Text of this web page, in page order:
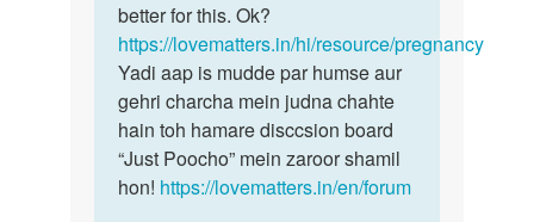
perioud
nhi
aaya
h
by
gauri
home
better for this. Ok?
https://lovematters.in/hi/resource/pregnancy
Yadi aap is mudde par humse aur
gehri charcha mein judna chahte
hain toh hamare disccsion board
“Just Poocho” mein zaroor shamil
hon! https://lovematters.in/en/forum